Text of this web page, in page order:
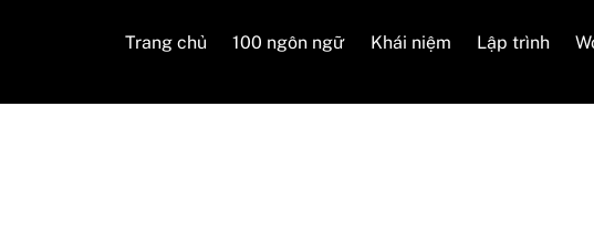
Trang chủ 100 ngôn ngữ Khái niệm Lập trình